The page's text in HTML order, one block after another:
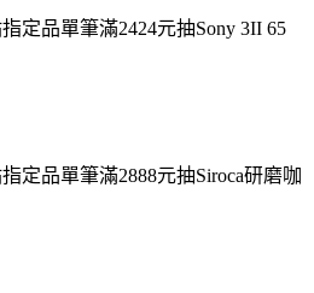
定品單筆滿2424元抽Sony 3II 65
定品單筆滿2888元抽Siroca研磨咖